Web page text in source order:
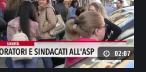
02:07